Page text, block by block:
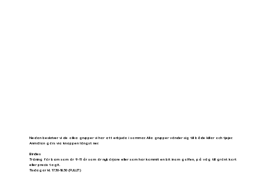
Nedan beskriver vi de olika grupper vi har att erbjuda i sommar. Alla grupper vänder sig till både killar och tjejer.
Anmälan görs via knappen längst ner.
Birdies
Träning för barn som är 9-11 år som är nybörjare eller som har kommit en bit inom golfen, på väg till grönt kort
eller precis tagit.
Tisdagar kl. 17.30-18.30 (FULLT!)